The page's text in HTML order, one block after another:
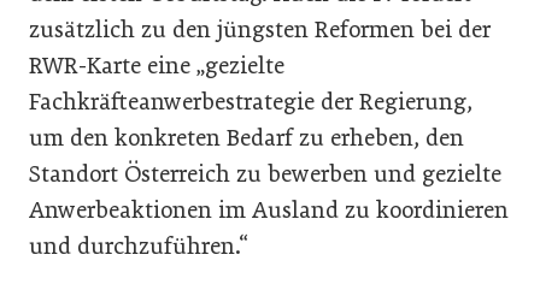
zusätzlich zu den jüngsten Reformen bei der
RWR-Karte eine „gezielte
Fachkräfteanwerbestrategie der Regierung,
um den konkreten Bedarf zu erheben, den
Standort Österreich zu bewerben und gezielte
Anwerbeaktionen im Ausland zu koordinieren
und durchzuführen.“